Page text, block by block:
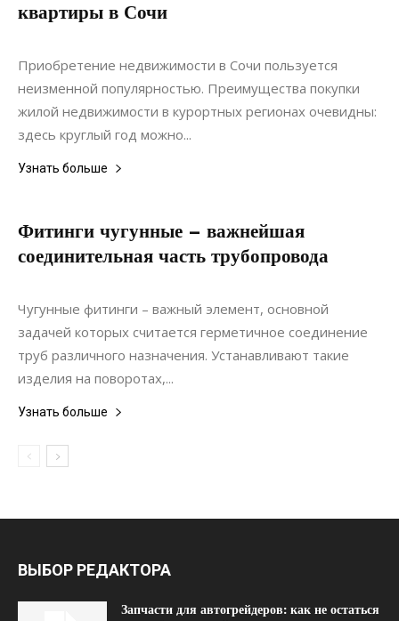
квартиры в Сочи
04.01.2019
Приобретение недвижимости в Сочи пользуется
неизменной популярностью. Преимущества покупки
жилой недвижимости в курортных регионах очевидны:
здесь круглый год можно...
Узнать больше
Фитинги чугунные – важнейшая
соединительная часть трубопровода
15.06.2020
Чугунные фитинги – важный элемент, основной
задачей которых считается герметичное соединение
труб различного назначения. Устанавливают такие
изделия на поворотах,...
Узнать больше
ВЫБОР РЕДАКТОРА
Запчасти для автогрейдеров: как не остаться